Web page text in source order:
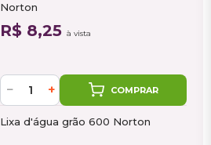
Norton
R$ 8,25 à vista
− + COMPRAR
Lixa d'água grão 600 Norton